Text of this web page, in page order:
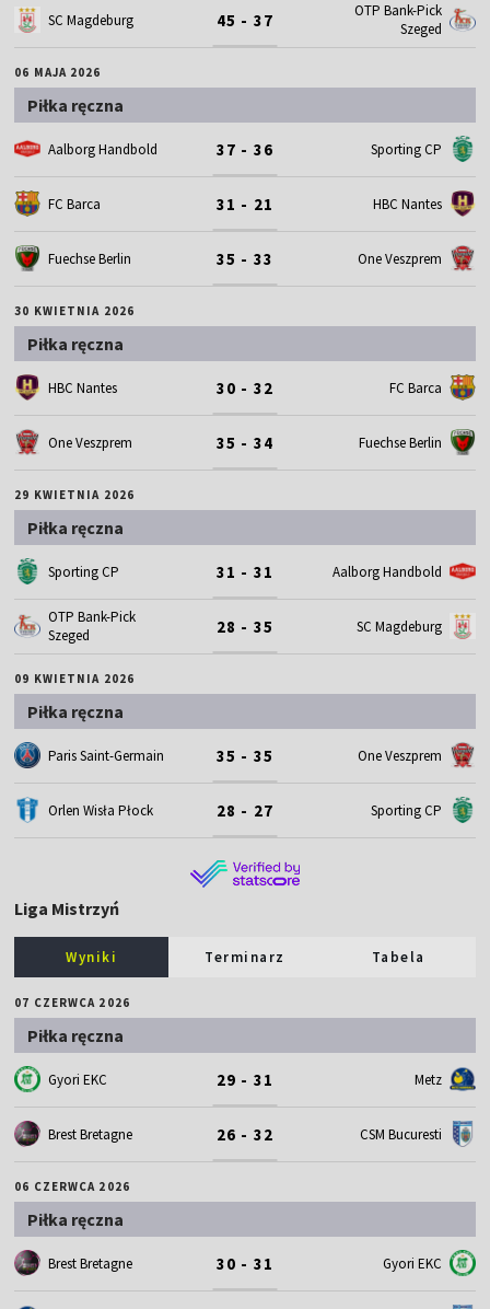
SC Magdeburg 45 - 37
OTP Bank-Pick
Szeged
06 MAJA 2026
Piłka ręczna
Aalborg Handbold 37 - 36 Sporting CP
FC Barca 31 - 21 HBC Nantes
Fuechse Berlin 35 - 33 One Veszprem
30 KWIETNIA 2026
Piłka ręczna
HBC Nantes 30 - 32 FC Barca
One Veszprem 35 - 34 Fuechse Berlin
29 KWIETNIA 2026
Piłka ręczna
Sporting CP 31 - 31 Aalborg Handbold
OTP Bank-Pick
Szeged
28 - 35 SC Magdeburg
09 KWIETNIA 2026
Piłka ręczna
Paris Saint-Germain 35 - 35 One Veszprem
Orlen Wisła Płock 28 - 27 Sporting CP
Liga Mistrzyń
Wyniki Terminarz Tabela
07 CZERWCA 2026
Piłka ręczna
Gyori EKC 29 - 31 Metz
Brest Bretagne 26 - 32 CSM Bucuresti
06 CZERWCA 2026
Piłka ręczna
Brest Bretagne 30 - 31 Gyori EKC